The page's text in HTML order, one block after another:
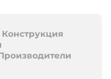
Конструкция